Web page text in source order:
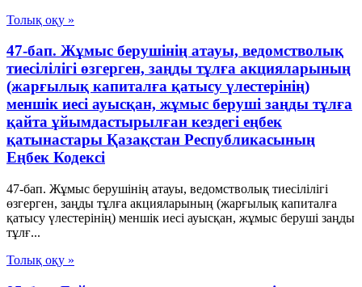
Толық оқу »
47-бап. Жұмыс берушінің атауы, ведомстволық
тиесілілігі өзгерген, заңды тұлға акцияларының
(жарғылық капиталға қатысу үлестерінің)
меншік иесі ауысқан, жұмыс беруші заңды тұлға
қайта ұйымдастырылған кездегі еңбек
қатынастары Қазақстан Республикасының
Еңбек Кодексі
47-бап. Жұмыс берушінің атауы, ведомстволық тиесілілігі
өзгерген, заңды тұлға акцияларының (жарғылық капиталға
қатысу үлестерінің) меншік иесі ауысқан, жұмыс беруші заңды
тұлғ...
Толық оқу »